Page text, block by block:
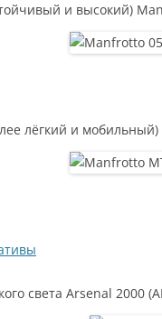
и высокий)
лёгкий и мобильный)
света Arsenal 2000